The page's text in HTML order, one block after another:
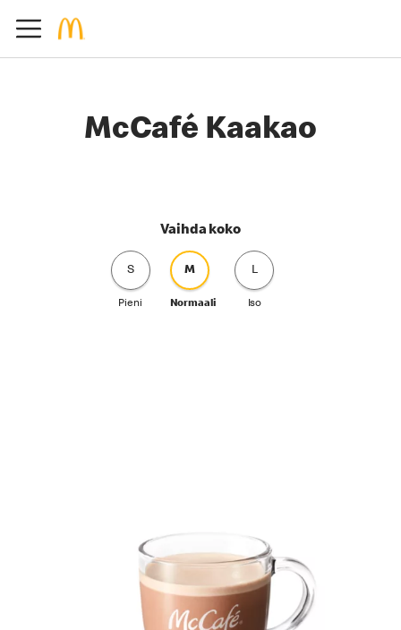
McCafé Kaakao
Vaihda koko
S
Pieni
M
Normaali
L
Iso